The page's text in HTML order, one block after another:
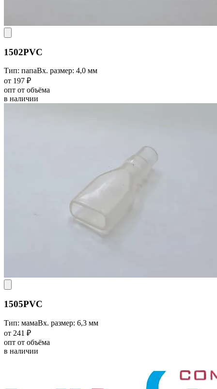
1502PVC
Тип: папаВх. размер: 4,0 мм
от 197 ₽
опт от объёма
в наличии
1505PVC
Тип: мамаВх. размер: 6,3 мм
от 241 ₽
опт от объёма
в наличии